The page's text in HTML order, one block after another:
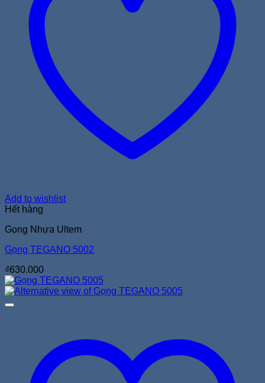
Add to wishlist
Hết hàng
Gọng Nhựa Ultem
Gọng TEGANO 5002
₫630.000